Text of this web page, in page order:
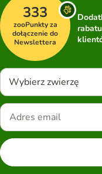
333
zooPunkty za
dołączenie do
Newslettera
Wybierz zwierzę